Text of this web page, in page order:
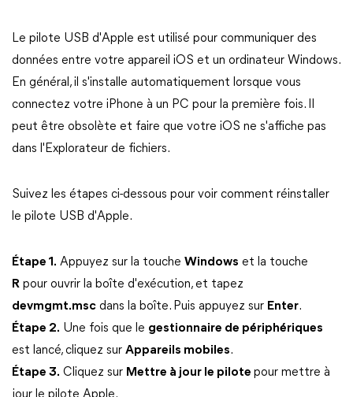
Le pilote USB d'Apple est utilisé pour communiquer des
données entre votre appareil iOS et un ordinateur Windows.
En général, il s'installe automatiquement lorsque vous
connectez votre iPhone à un PC pour la première fois. Il
peut être obsolète et faire que votre iOS ne s'affiche pas
dans l'Explorateur de fichiers.
Suivez les étapes ci-dessous pour voir comment réinstaller
le pilote USB d'Apple.
Étape 1. Appuyez sur la touche Windows et la touche
R pour ouvrir la boîte d'exécution, et tapez
devmgmt.msc dans la boîte. Puis appuyez sur Enter.
Étape 2. Une fois que le gestionnaire de périphériques
est lancé, cliquez sur Appareils mobiles.
Étape 3. Cliquez sur Mettre à jour le pilote pour mettre à